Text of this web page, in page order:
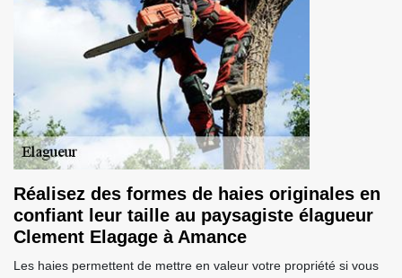
Réalisez des formes de haies originales en
confiant leur taille au paysagiste élagueur
Clement Elagage à Amance
Les haies permettent de mettre en valeur votre propriété si vous